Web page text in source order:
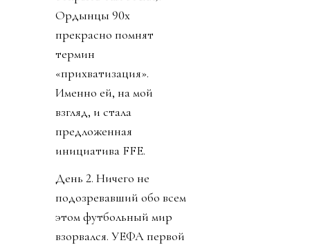
Ордынцы 90х
прекрасно помнят
термин
«прихватизация».
Именно ей, на мой
взгляд, и стала
предложенная
инициатива FFE.
День 2. Ничего не
подозревавший обо всем
этом футбольный мир
взорвался. УЕФА первой